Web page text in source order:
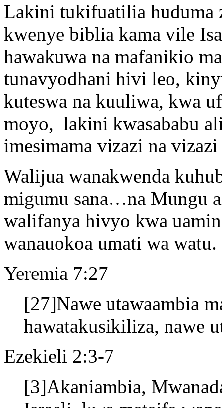
Lakini tukifuatilia huduma
kwenye biblia kama vile
hawakuwa na mafanikio
tunavyodhani hivi leo,
kuteswa na kuuliwa, kwa
moyo, lakini kwasababu
imesimama vizazi na
Walijua wanakwenda
migumu sana…na Mungu
walifanya hivyo kwa
wanauokoa umati wa watu.
Yeremia 7:27
[27]Nawe utawaambia
hawatakusikiliza, nawe
Ezekieli 2:3-7
[3]Akaniambia,